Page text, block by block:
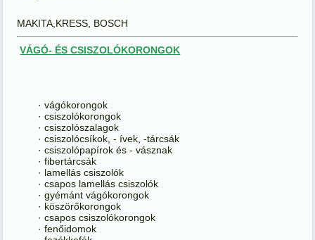
MAKITA,KRESS, BOSCH
VÁGÓ- ÉS CSISZOLÓKORONGOK
· vágókorongok
· csiszolókorongok
· csiszolószalagok
· csiszolócsíkok, - ívek, -tárcsák
· csiszolópapírok és - vásznak
· fibertárcsák
· lamellás csiszolók
· csapos lamellás csiszolók
· gyémánt vágókorongok
· köszörőkorongok
· csapos csiszolókorongok
· fenőidomok